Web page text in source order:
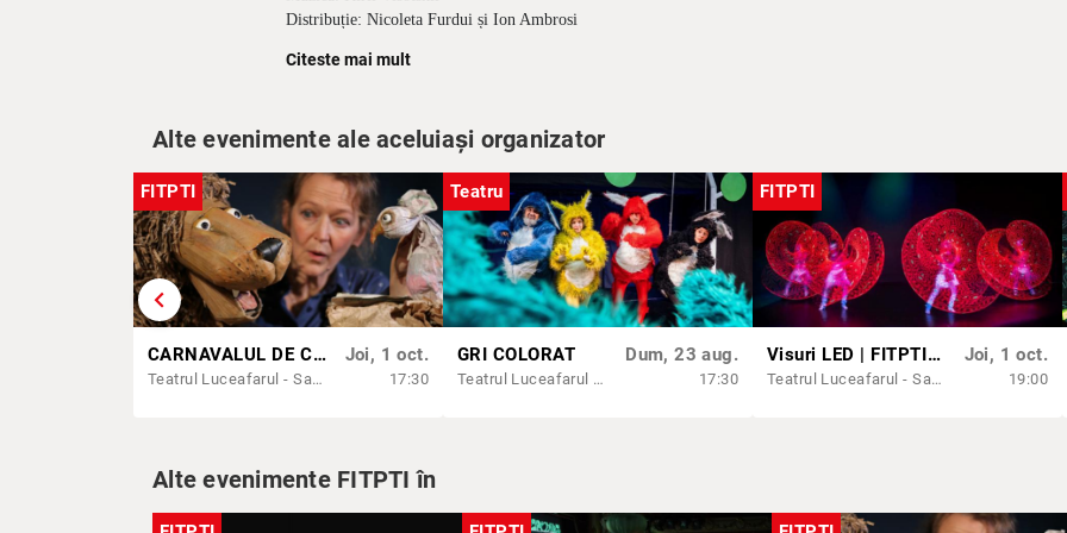
Distribuție: Nicoleta Furdui și Ion Ambrosi
Citeste mai mult
Alte evenimente ale aceluiași organizator
chevron_left
FITPTI
CARNAVALUL DE CARTON | FITPTI 2026
Teatrul Luceafarul - Sala Mică
Joi, 1 oct.
17:30
Teatru
GRI COLORAT
Teatrul Luceafarul - Sala Mică
Dum, 23 aug.
17:30
FITPTI
Visuri LED | FITPTI 2026
Teatrul Luceafarul - Sala Mare
Joi, 1 oct.
19:00
Alte evenimente FITPTI în